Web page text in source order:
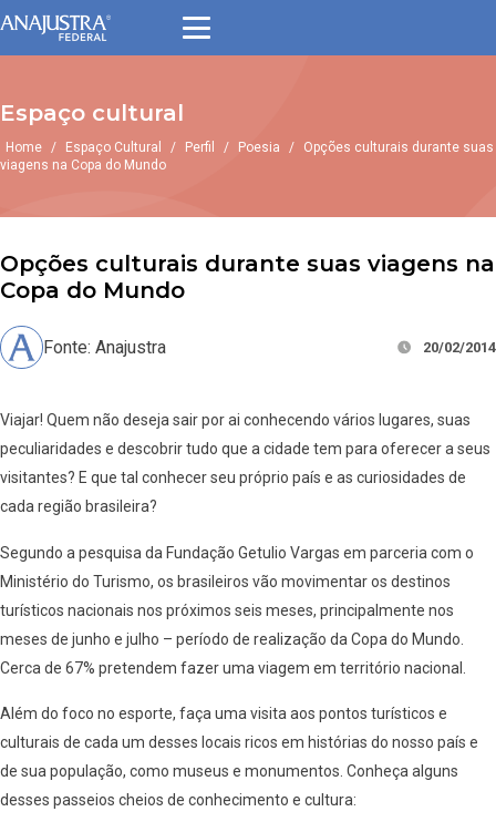
Espaço cultural
Home / Espaço Cultural / Perfil / Poesia /
Opções culturais durante suas
viagens na Copa do Mundo
Opções culturais durante suas viagens na
Copa do Mundo
Fonte: Anajustra 20/02/2014
Viajar! Quem não deseja sair por ai conhecendo vários lugares, suas
peculiaridades e descobrir tudo que a cidade tem para oferecer a seus
visitantes? E que tal conhecer seu próprio país e as curiosidades de
cada região brasileira?
Segundo a pesquisa da Fundação Getulio Vargas em parceria com o
Ministério do Turismo, os brasileiros vão movimentar os destinos
turísticos nacionais nos próximos seis meses, principalmente nos
meses de junho e julho – período de realização da Copa do Mundo.
Cerca de 67% pretendem fazer uma viagem em território nacional.
Além do foco no esporte, faça uma visita aos pontos turísticos e
culturais de cada um desses locais ricos em histórias do nosso país e
de sua população, como museus e monumentos. Conheça alguns
desses passeios cheios de conhecimento e cultura: